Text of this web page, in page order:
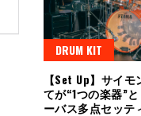
DRUM KIT
【Set Up】サイ
てが“1つの楽器”
ーバス多点セッテ